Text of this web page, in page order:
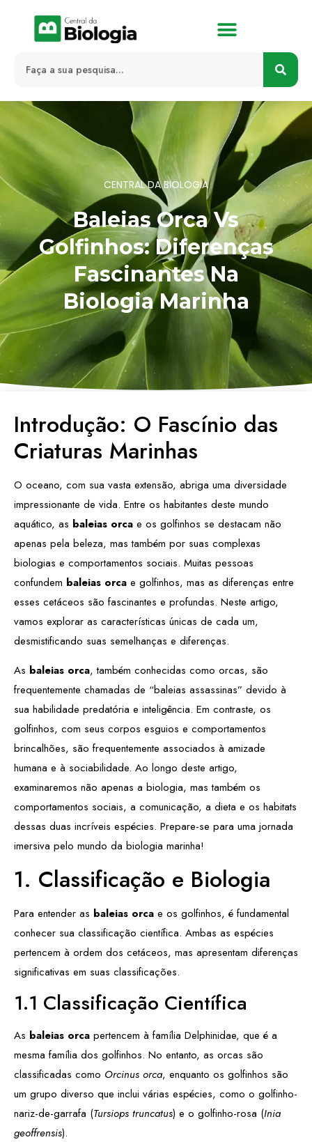
CENTRAL DA BIOLOGIA
Baleias Orca Vs
Golfinhos: Diferenças
Fascinantes Na
Biologia Marinha
Introdução: O Fascínio das
Criaturas Marinhas
O oceano, com sua vasta extensão, abriga uma diversidade
impressionante de vida. Entre os habitantes deste mundo
aquático, as baleias orca e os golfinhos se destacam não
apenas pela beleza, mas também por suas complexas
biologias e comportamentos sociais. Muitas pessoas
confundem baleias orca e golfinhos, mas as diferenças entre
esses cetáceos são fascinantes e profundas. Neste artigo,
vamos explorar as características únicas de cada um,
desmistificando suas semelhanças e diferenças.
As baleias orca, também conhecidas como orcas, são
frequentemente chamadas de “baleias assassinas” devido à
sua habilidade predatória e inteligência. Em contraste, os
golfinhos, com seus corpos esguios e comportamentos
brincalhões, são frequentemente associados à amizade
humana e à sociabilidade. Ao longo deste artigo,
examinaremos não apenas a biologia, mas também os
comportamentos sociais, a comunicação, a dieta e os habitats
dessas duas incríveis espécies. Prepare-se para uma jornada
imersiva pelo mundo da biologia marinha!
1. Classificação e Biologia
Para entender as baleias orca e os golfinhos, é fundamental
conhecer sua classificação científica. Ambas as espécies
pertencem à ordem dos cetáceos, mas apresentam diferenças
significativas em suas classificações.
1.1 Classificação Científica
As baleias orca pertencem à família Delphinidae, que é a
mesma família dos golfinhos. No entanto, as orcas são
classificadas como Orcinus orca, enquanto os golfinhos são
um grupo diverso que inclui várias espécies, como o golfinho-
nariz-de-garrafa (Tursiops truncatus) e o golfinho-rosa (Inia
geoffrensis).